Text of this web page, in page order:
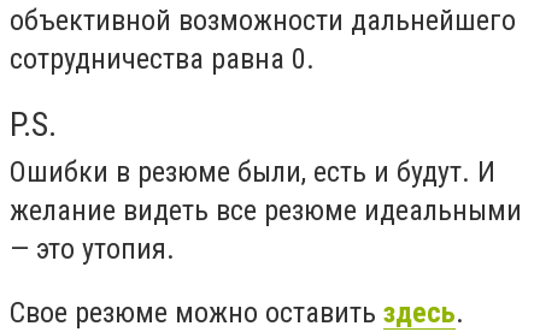
объективной возможности дальнейшего
сотрудничества равна 0.
P.S.
Ошибки в резюме были, есть и будут. И
желание видеть все резюме идеальными
— это утопия.
Свое резюме можно оставить здесь.